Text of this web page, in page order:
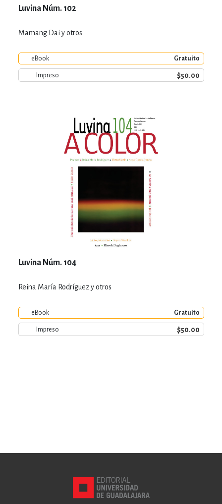
Luvina Núm. 102
Mamang Dai y otros
eBook Gratuito
Impreso $50.00
Luvina Núm. 104
Reina María Rodríguez y otros
eBook Gratuito
Impreso $50.00